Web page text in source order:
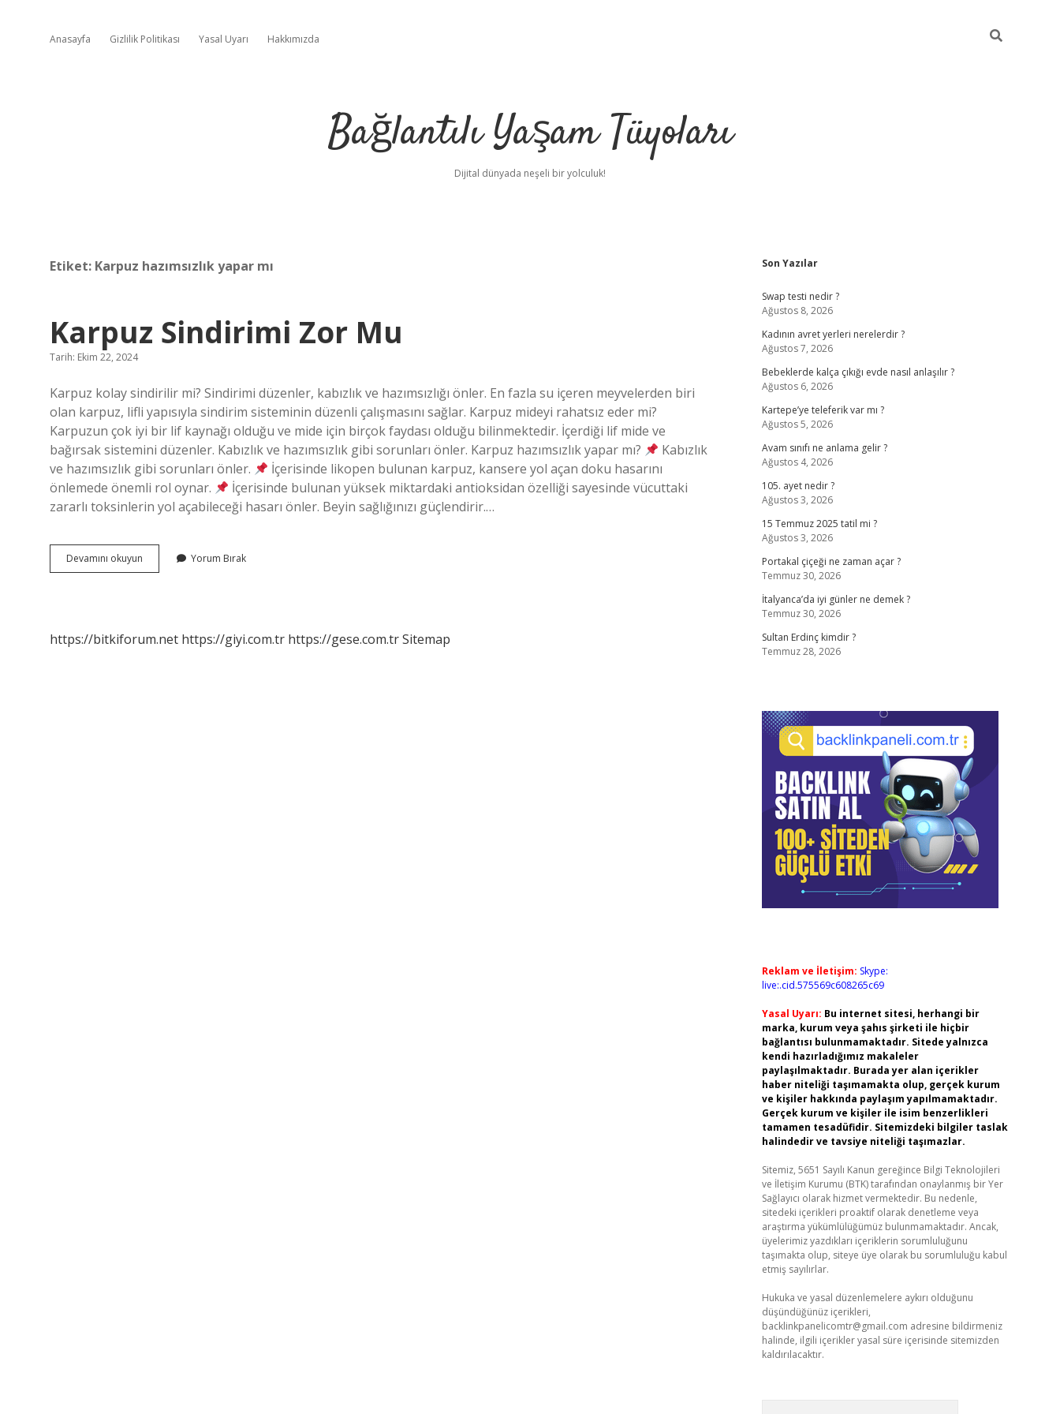
Anasayfa Gizlilik Politikası Yasal Uyarı Hakkımızda
Bağlantılı Yaşam Tüyoları
Dijital dünyada neşeli bir yolculuk!
Etiket: Karpuz hazımsızlık yapar mı
Karpuz Sindirimi Zor Mu
Tarih: Ekim 22, 2024
Karpuz kolay sindirilir mi? Sindirimi düzenler, kabızlık ve hazımsızlığı önler. En fazla su içeren meyvelerden biri
olan karpuz, lifli yapısıyla sindirim sisteminin düzenli çalışmasını sağlar. Karpuz mideyi rahatsız eder mi?
Karpuzun çok iyi bir lif kaynağı olduğu ve mide için birçok faydası olduğu bilinmektedir. İçerdiği lif mide ve
bağırsak sistemini düzenler. Kabızlık ve hazımsızlık gibi sorunları önler. Karpuz hazımsızlık yapar mı?
Kabızlık
ve hazımsızlık gibi sorunları önler.
İçerisinde likopen bulunan karpuz, kansere yol açan doku hasarını
önlemede önemli rol oynar.
İçerisinde bulunan yüksek miktardaki antioksidan özelliği sayesinde vücuttaki
zararlı toksinlerin yol açabileceği hasarı önler. Beyin sağlığınızı güçlendirir.…
Devamını okuyun
Sindirimi
Yorum Bırak
https://bitkiforum.net https://giyi.com.tr https://gese.com.trSitemap
Sidebar
Son Yazılar
Swap testi nedir ?
Ağustos 8, 2026
Kadının avret yerleri nerelerdir ?
Ağustos 7, 2026
Bebeklerde kalça çıkığı evde nasıl anlaşılır ?
Ağustos 6, 2026
Kartepe’ye teleferik var mı ?
Ağustos 5, 2026
Avam sınıfı ne anlama gelir ?
Ağustos 4, 2026
105. ayet nedir ?
Ağustos 3, 2026
15 Temmuz 2025 tatil mi ?
Ağustos 3, 2026
Portakal çiçeği ne zaman açar ?
Temmuz 30, 2026
İtalyanca’da iyi günler ne demek ?
Temmuz 30, 2026
Sultan Erdinç kimdir ?
Temmuz 28, 2026
Reklam ve İletişim: Skype:
live:.cid.575569c608265c69
Yasal Uyarı: Bu internet sitesi, herhangi bir
marka, kurum veya şahıs şirketi ile hiçbir
bağlantısı bulunmamaktadır. Sitede yalnızca
kendi hazırladığımız makaleler
paylaşılmaktadır. Burada yer alan içerikler
haber niteliği taşımamakta olup, gerçek kurum
ve kişiler hakkında paylaşım yapılmamaktadır.
Gerçek kurum ve kişiler ile isim benzerlikleri
tamamen tesadüfidir. Sitemizdeki bilgiler taslak
halindedir ve tavsiye niteliği taşımazlar.
Sitemiz, 5651 Sayılı Kanun gereğince Bilgi Teknolojileri
ve İletişim Kurumu (BTK) tarafından onaylanmış bir Yer
Sağlayıcı olarak hizmet vermektedir. Bu nedenle,
sitedeki içerikleri proaktif olarak denetleme veya
araştırma yükümlülüğümüz bulunmamaktadır. Ancak,
üyelerimiz yazdıkları içeriklerin sorumluluğunu
taşımakta olup, siteye üye olarak bu sorumluluğu kabul
etmiş sayılırlar.
Hukuka ve yasal düzenlemelere aykırı olduğunu
düşündüğünüz içerikleri,
backlinkpanelicomtr@gmail.com adresine bildirmeniz
halinde, ilgili içerikler yasal süre içerisinde sitemizden
kaldırılacaktır.